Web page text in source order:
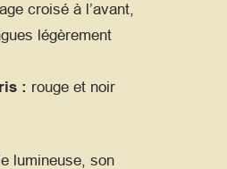
croisé à l’avant,
légèrement
: rouge et noir
lumineuse, son